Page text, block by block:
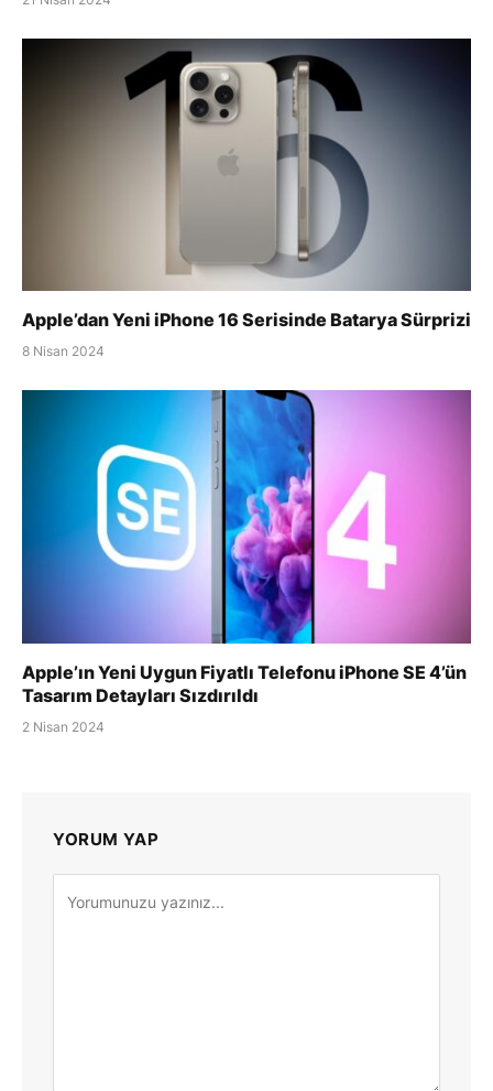
Apple’dan Yeni iPhone 16 Serisinde Batarya Sürprizi
8 Nisan 2024
Apple’ın Yeni Uygun Fiyatlı Telefonu iPhone SE 4’ün
Tasarım Detayları Sızdırıldı
2 Nisan 2024
YORUM YAP